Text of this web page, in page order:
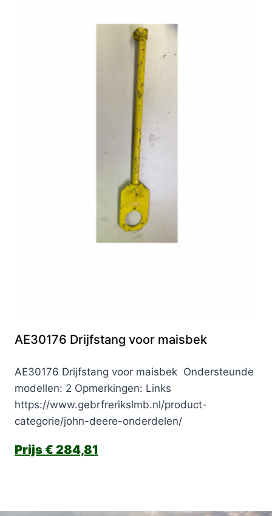
AE30176 Drijfstang voor maisbek
AE30176 Drijfstang voor maisbek Ondersteunde
modellen: 2 Opmerkingen: Links
https://www.gebrfrerikslmb.nl/product-
categorie/john-deere-onderdelen/
€ 284,81